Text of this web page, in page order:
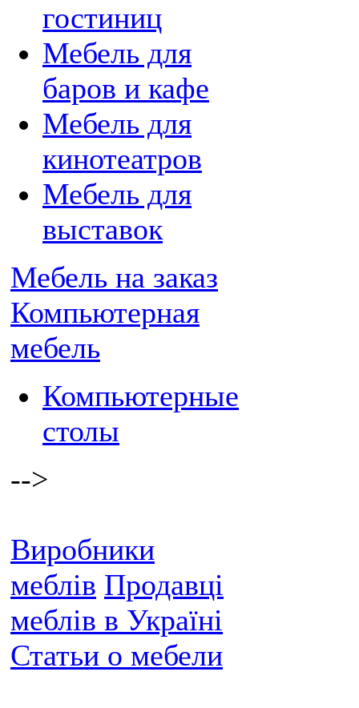
гостиниц
Мебель для
баров и кафе
Мебель для
кинотеатров
Мебель для
выставок
Мебель на заказ
Компьютерная
мебель
Компьютерные
столы
-->
Виробники
меблів Продавці
меблів в Україні
Статьи о мебели